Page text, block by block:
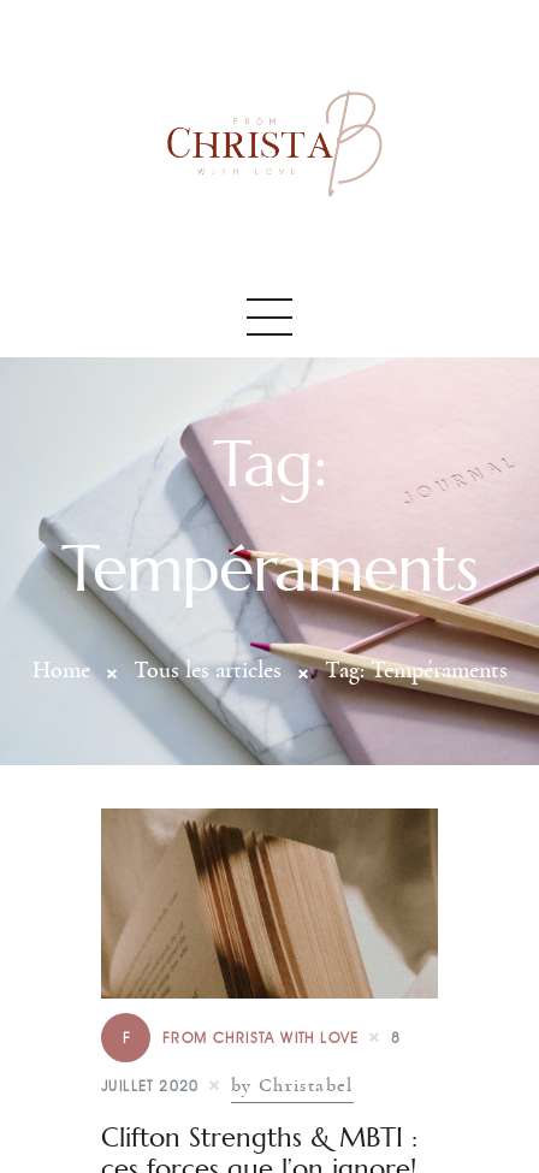
Tag:
Tempéraments
Home Tous les articles Tag: Tempéraments
Accueil
F FROM CHRISTA WITH LOVE 8
JUILLET 2020 by Christabel
Clifton Strengths & MBTI :